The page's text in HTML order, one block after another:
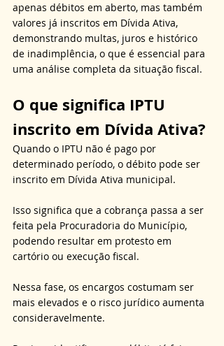
apenas débitos em aberto, mas também
valores já inscritos em Dívida Ativa,
demonstrando multas, juros e histórico
de inadimplência, o que é essencial para
uma análise completa da situação fiscal.
O que significa IPTU
inscrito em Dívida Ativa?
Quando o IPTU não é pago por
determinado período, o débito pode ser
inscrito em Dívida Ativa municipal.
Isso significa que a cobrança passa a ser
feita pela Procuradoria do Município,
podendo resultar em protesto em
cartório ou execução fiscal.
Nessa fase, os encargos costumam ser
mais elevados e o risco jurídico aumenta
consideravelmente.